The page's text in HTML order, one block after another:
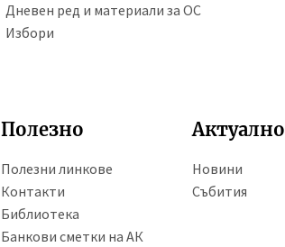
Дневен ред и материали за ОС
Избори
Полезно
Полезни линкове
Контакти
Библиотека
Банкови сметки на АК
Актуално
Новини
Събития